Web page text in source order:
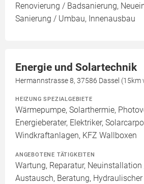
Renovierung / Badsanierung,
Sanierung / Umbau, Innenausbau
Energie und Solartechnik
Hermannstrasse 8, 37586 Dassel
HEIZUNG SPEZIALGEBIETE
Wärmepumpe, Solarthermie,
Energieberater, Elektriker,
Windkraftanlagen, KFZ Wallboxen
ANGEBOTENE TÄTIGKEITEN
Wartung, Reparatur,
Austausch, Beratung,